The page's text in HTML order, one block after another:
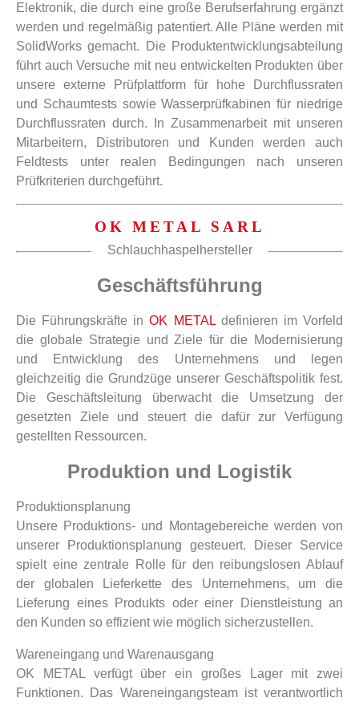
Elektronik, die durch eine große Berufserfahrung ergänzt
werden und regelmäßig patentiert. Alle Pläne werden mit
SolidWorks gemacht. Die Produktentwicklungsabteilung
führt auch Versuche mit neu entwickelten Produkten über
unsere externe Prüfplattform für hohe Durchflussraten
und Schaumtests sowie Wasserprüfkabinen für niedrige
Durchflussraten durch. In Zusammenarbeit mit unseren
Mitarbeitern, Distributoren und Kunden werden auch
Feldtests unter realen Bedingungen nach unseren
Prüfkriterien durchgeführt.
OK METAL SARL
Schlauchhaspelhersteller
Geschäftsführung
Die Führungskräfte inOK METALdefinieren im Vorfeld
die globale Strategie und Ziele für die Modernisierung
und Entwicklung des Unternehmens und legen
gleichzeitig die Grundzüge unserer Geschäftspolitik fest.
Die Geschäftsleitung überwacht die Umsetzung der
gesetzten Ziele und steuert die dafür zur Verfügung
gestellten Ressourcen.
Produktion und Logistik
Produktionsplanung
Unsere Produktions- und Montagebereiche werden von
unserer Produktionsplanung gesteuert. Dieser Service
spielt eine zentrale Rolle für den reibungslosen Ablauf
der globalen Lieferkette des Unternehmens, um die
Lieferung eines Produkts oder einer Dienstleistung an
den Kunden so effizient wie möglich sicherzustellen.
Wareneingang und Warenausgang
OK METAL verfügt über ein großes Lager mit zwei
Funktionen. Das Wareneingangsteam ist verantwortlich